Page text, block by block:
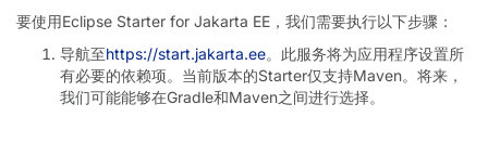
要使用Eclipse Starter for Jakarta EE，我们需要执行以下步骤：
导航至https://start.jakarta.ee。此服务将为应用程序设置所
有必要的依赖项。当前版本的Starter仅支持Maven。将来，
我们可能能够在Gradle和Maven之间进行选择。